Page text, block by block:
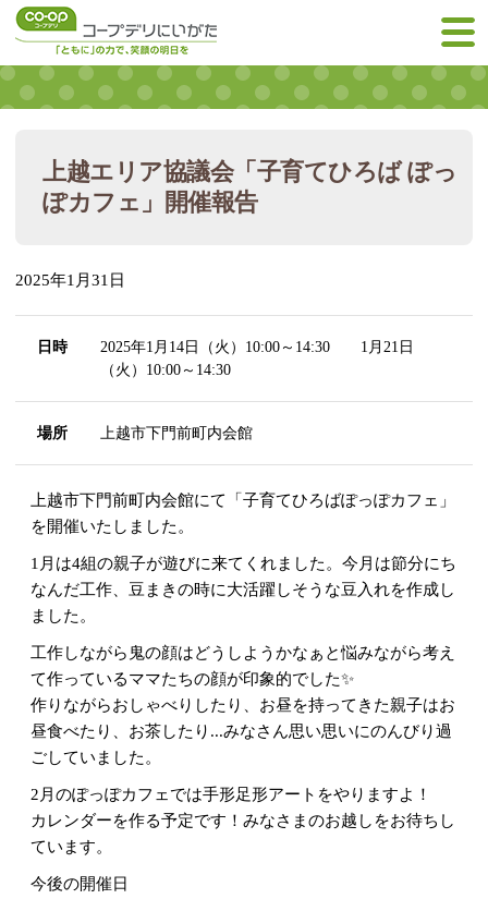
上越エリア協議会「子育てひろば ぽっ
ぽカフェ」開催報告
2025年1月31日
日時
2025年1月14日（火）10:00～14:30 1月21日
（火）10:00～14:30
場所 上越市下門前町内会館
上越市下門前町内会館にて「子育てひろばぽっぽカフェ」
を開催いたしました。
1月は4組の親子が遊びに来てくれました。今月は節分にち
なんだ工作、豆まきの時に大活躍しそうな豆入れを作成し
ました。
工作しながら鬼の顔はどうしようかなぁと悩みながら考え
て作っているママたちの顔が印象的でした✨️
作りながらおしゃべりしたり、お昼を持ってきた親子はお
昼食べたり、お茶したり...みなさん思い思いにのんびり過
ごしていました。
2月のぽっぽカフェでは手形足形アートをやりますよ！
カレンダーを作る予定です！みなさまのお越しをお待ちし
ています。
今後の開催日